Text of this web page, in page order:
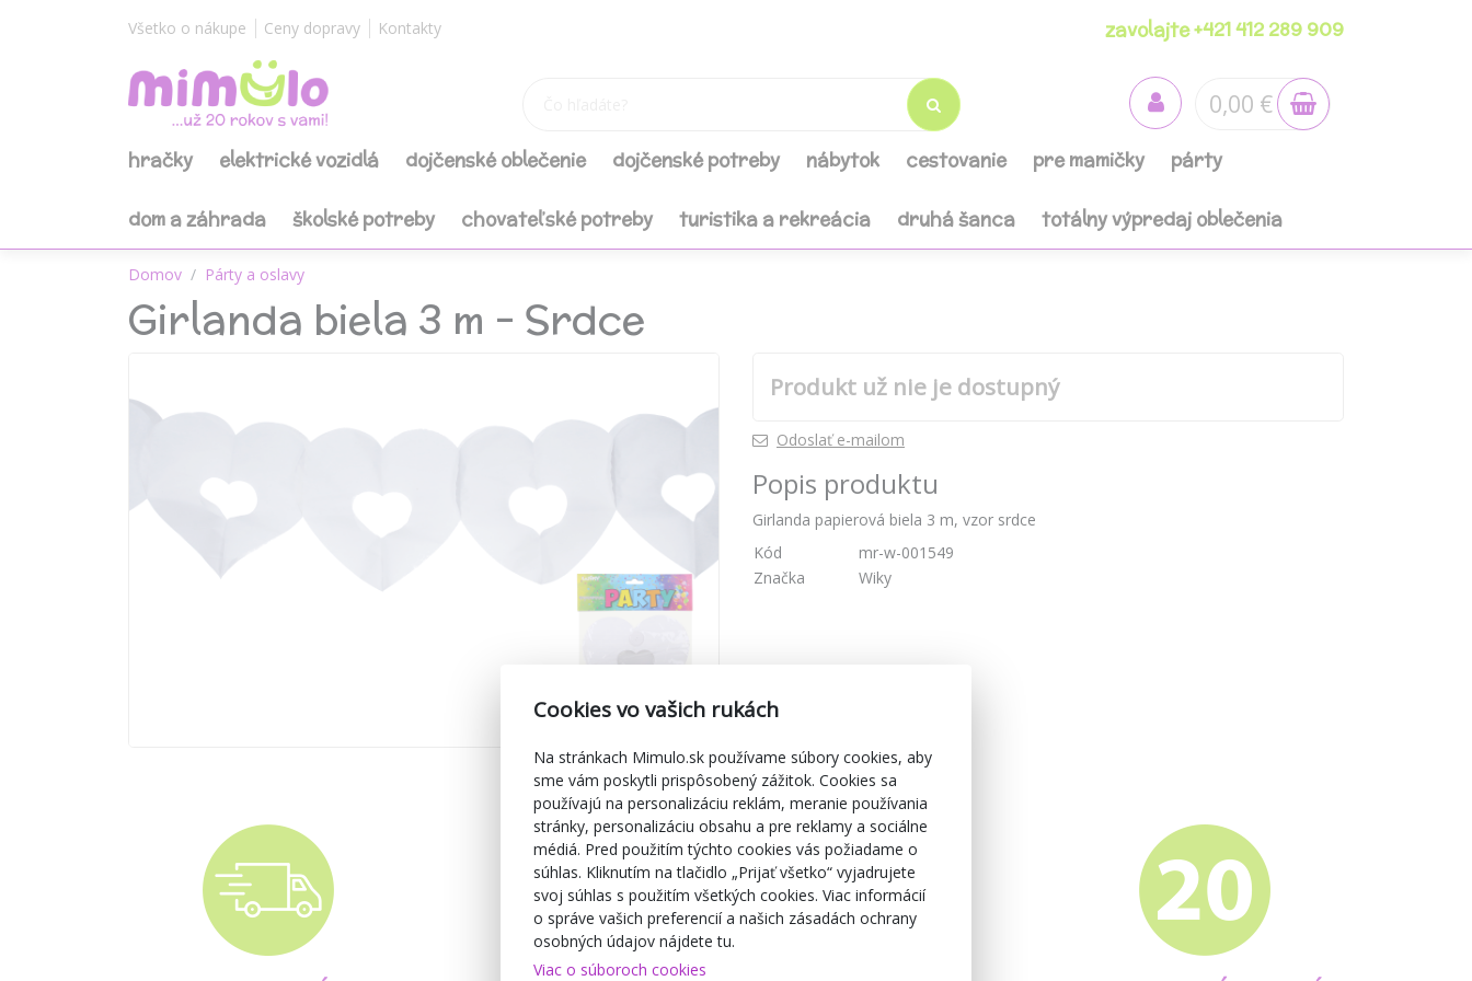
Všetko o nákupe Ceny dopravy Kontakty zavolajte +421 412 289 909
0,00 €
hračky elektrické vozidlá dojčenské oblečenie dojčenské potreby nábytok cestovanie pre mamičky párty
dom a záhrada školské potreby chovateľské potreby turistika a rekreácia druhá šanca totálny výpredaj oblečenia
Domov Párty a oslavy
Girlanda biela 3 m - Srdce
Produkt už nie je dostupný
Odoslať e-mailom
Popis produktu
Girlanda papierová biela 3 m, vzor srdce
Kód
mr-w-001549
Značka
Wiky
Cookies vo vašich rukách
Na stránkach Mimulo.sk používame súbory cookies, aby
sme vám poskytli prispôsobený zážitok. Cookies sa
používajú na personalizáciu reklám, meranie používania
stránky, personalizáciu obsahu a pre reklamy a sociálne
médiá. Pred použitím týchto cookies vás požiadame o
súhlas. Kliknutím na tlačidlo „Prijať všetko“ vyjadrujete
svoj súhlas s použitím všetkých cookies. Viac informácií
o správe vašich preferencií a našich zásadách ochrany
osobných údajov nájdete tu.
Viac o súboroch cookies